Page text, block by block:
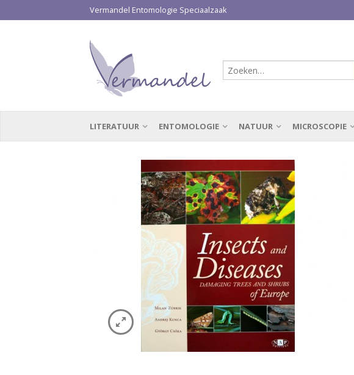
Vermandel Entomologie Speciaalzaak
LITERATUUR ENTOMOLOGIE NATUUR MICROSCOPIE